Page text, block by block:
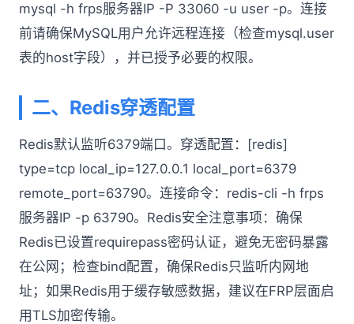
mysql -h frps服务器IP -P 33060 -u user -p。连接
前请确保MySQL用户允许远程连接（检查mysql.user
表的host字段），并已授予必要的权限。
二、Redis穿透配置
Redis默认监听6379端口。穿透配置：[redis]
type=tcp local_ip=127.0.0.1 local_port=6379
remote_port=63790。连接命令：redis-cli -h frps
服务器IP -p 63790。Redis安全注意事项：确保
Redis已设置requirepass密码认证，避免无密码暴露
在公网；检查bind配置，确保Redis只监听内网地
址；如果Redis用于缓存敏感数据，建议在FRP层面启
用TLS加密传输。